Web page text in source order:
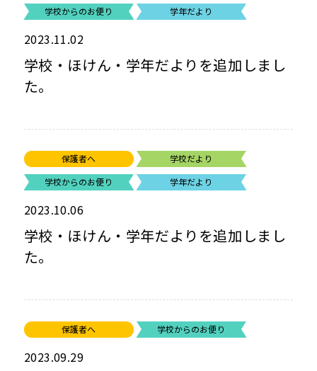
学校からのお便り
学年だより
2023.11.02
学校・ほけん・学年だよりを追加しまし
た。
保護者へ
学校だより
学校からのお便り
学年だより
2023.10.06
学校・ほけん・学年だよりを追加しまし
た。
保護者へ 学校からのお便り
2023.09.29